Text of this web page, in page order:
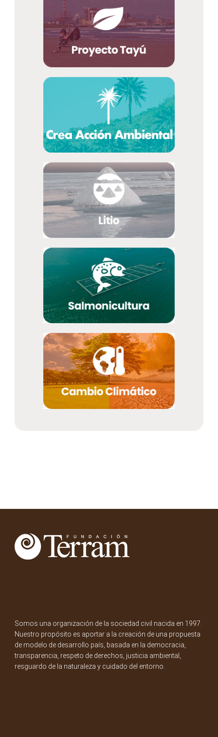
Somos una organización de la sociedad civil nacida en 1997.
Nuestro propósito es aportar a la creación de una propuesta
de modelo de desarrollo país, basada en la democracia,
transparencia, respeto de derechos, justicia ambiental,
resguardo de la naturaleza y cuidado del entorno.